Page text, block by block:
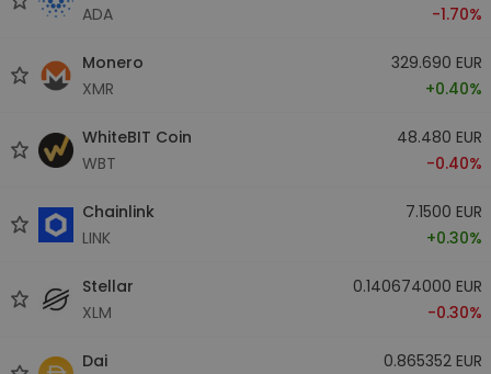
ADA
-1.70%
Monero
XMR
329.690 EUR
+0.40%
WhiteBIT Coin
WBT
48.480 EUR
-0.40%
Chainlink
LINK
7.1500 EUR
+0.30%
Stellar
XLM
0.140674000 EUR
-0.30%
Dai
0.865352 EUR